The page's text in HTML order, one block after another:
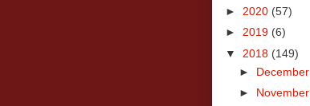
► 2020 (57)
► 2019 (6)
▼ 2018 (149)
► December
► November